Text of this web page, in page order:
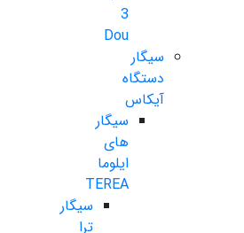
3
Dou
سیگار
دستگاه
آیکاس
سیگار
های
ایلوما
TEREA
سیگار
ترا